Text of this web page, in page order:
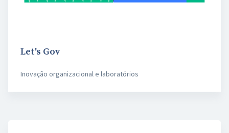
Let's Gov
Inovação organizacional e laboratórios